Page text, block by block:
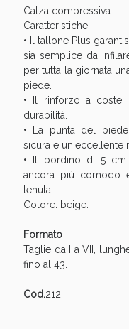
Calza compressiva.
Caratteristiche:
• Il tallone Plus
sia semplice da
per tutta la giornata
piede.
• Il rinforzo a coste
durabilità.
• La punta del
sicura e un'eccellente
• Il bordino di 5 cm
ancora più comodo
tenuta.
Colore: beige.
Formato
Taglie da I a VII,
fino al 43.
Cod.212
Sconto fino